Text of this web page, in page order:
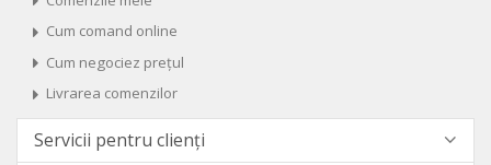
Cum comand online
Cum negociez prețul
Livrarea comenzilor
Servicii pentru clienți